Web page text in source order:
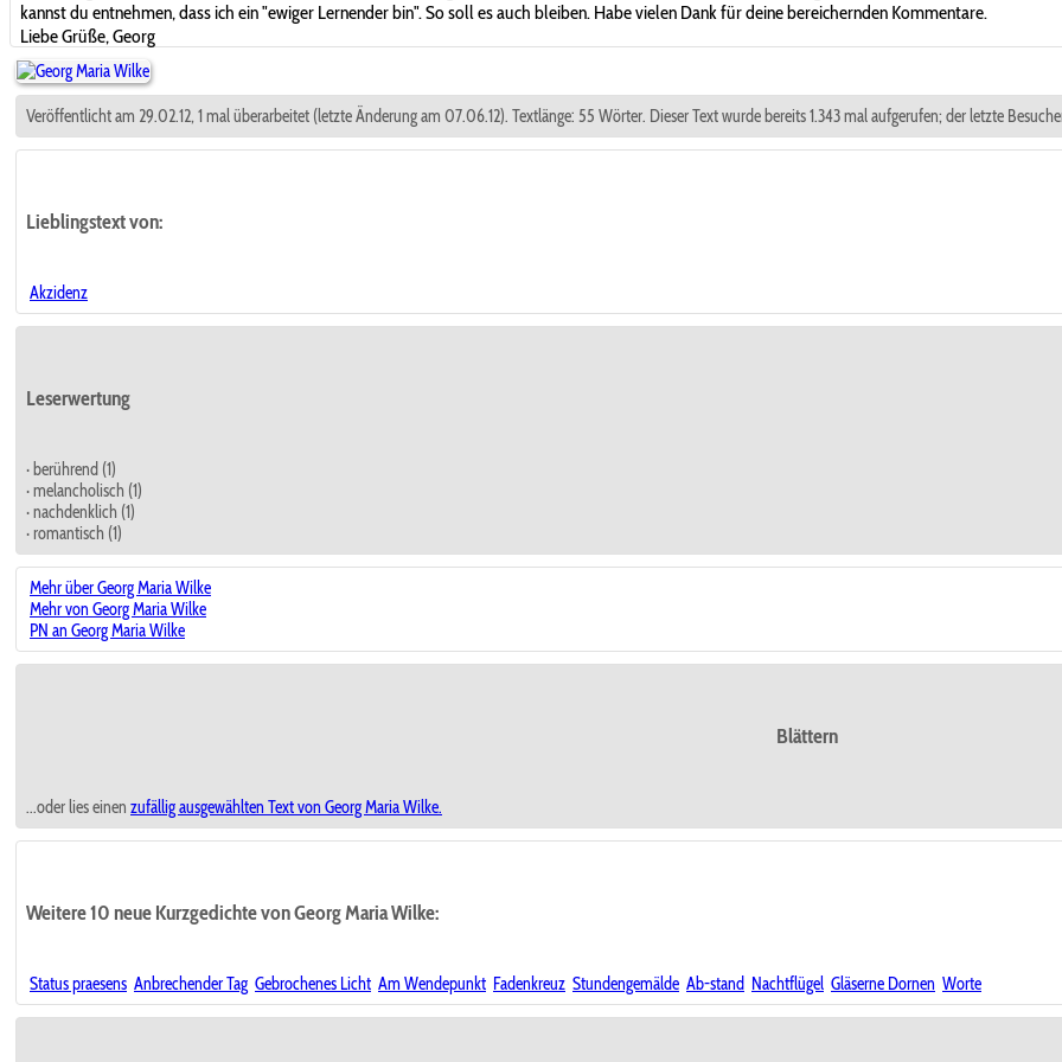
kannst du entnehmen, dass ich ein "ewiger Lernender bin". So soll es auch bleiben. Habe vielen Dank für deine bereichernden Kommentare.
Liebe Grüße, Georg
Veröffentlicht am 29.02.12, 1 mal überarbeitet (letzte Änderung am 07.06.12). Textlänge: 55 Wörter. Dieser Text wurde bereits 1.343 mal aufgerufen; der letzte
Lieblingstextvon:
Akzidenz
Leserwertung
· berührend (1)
· melancholisch (1)
· nachdenklich (1)
· romantisch (1)
Mehr über Georg Maria Wilke
Mehr von Georg Maria Wilke
PN an Georg Maria Wilke
Blättern
...oder lies einen zufällig ausgewählten Text von Georg Maria Wilke.
Weitere 10 neue Kurzgedichte von Georg Maria Wilke:
Status praesens Anbrechender Tag Gebrochenes Licht Am Wendepunkt Fadenkreuz Stundengemälde Ab-stand Nachtflügel Gläserne Dornen Worte